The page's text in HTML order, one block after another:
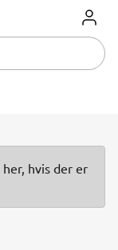
Log
hvis der er